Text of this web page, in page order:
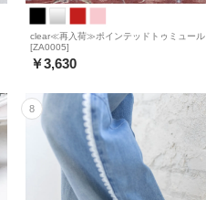
clear≪再入荷≫ポインテッドトゥミュール
[ZA0005]
￥3,630